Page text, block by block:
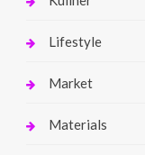
Lifestyle
Market
Materials